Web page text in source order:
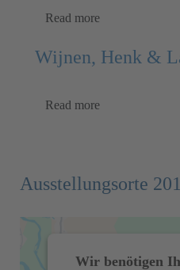
Read more
Wijnen, Henk &
Read more
Ausstellungsorte
Wir benötigen